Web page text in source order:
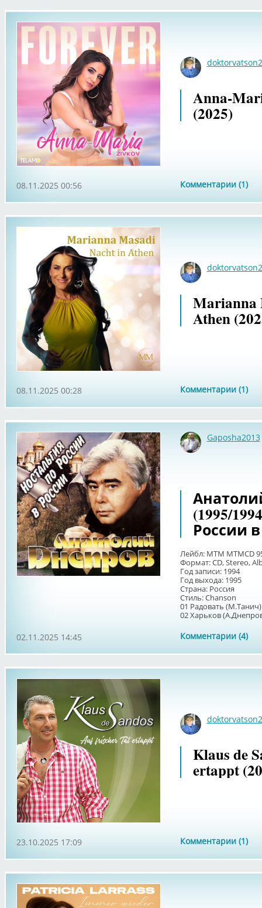
Anna-
(2025)
Комментарии (1)
08.11.2025 00:56
Marianna
Athen
Комментарии (1)
08.11.2025 00:28
Gaposha2013
(1995/
России
Лейбл: MTM MTMCD
Формат: CD, Stereo,
Год записи: 1994
Год выхода: 1995
Страна: Россия
Стиль: Chanson
01 Радовать (М.Танич)
02 Харьков
Комментарии (4)
02.11.2025 14:45
Klaus de
ertappt
Комментарии (1)
23.10.2025 17:09